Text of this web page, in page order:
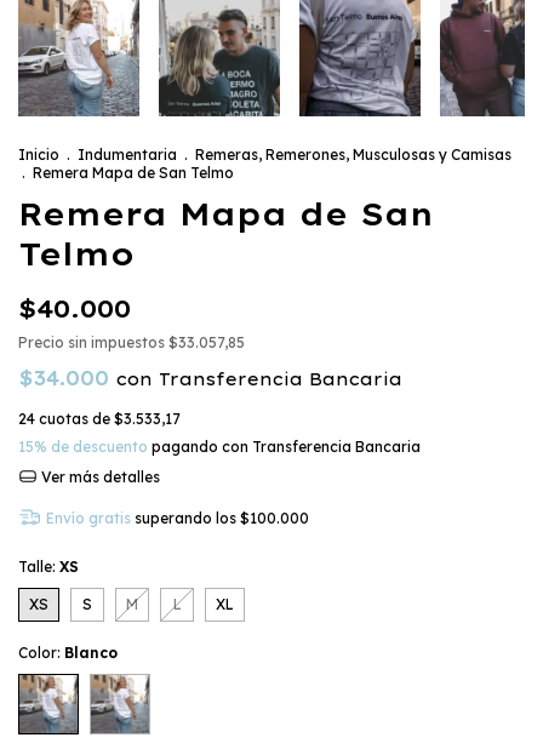
Inicio . Indumentaria . Remeras, Remerones, Musculosas y Camisas
. Remera Mapa de San Telmo
Remera Mapa de San
Telmo
$40.000
Precio sin impuestos $33.057,85
$34.000 con Transferencia Bancaria
24 cuotas de $3.533,17
15% de descuento pagando con Transferencia Bancaria
Ver más detalles
Envío gratis superando los $100.000
Talle: XS
XS S M L XL
Color: Blanco